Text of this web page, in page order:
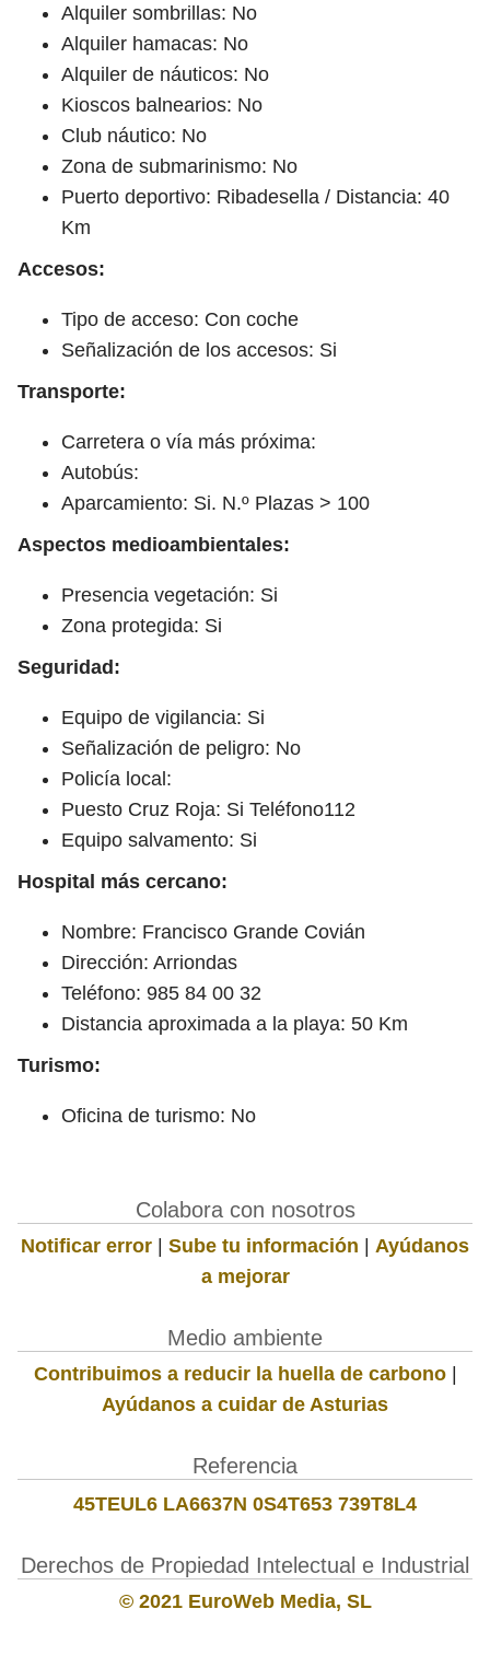
Alquiler sombrillas: No
Alquiler hamacas: No
Alquiler de náuticos: No
Kioscos balnearios: No
Club náutico: No
Zona de submarinismo: No
Puerto deportivo: Ribadesella / Distancia: 40
Km
Accesos:
Tipo de acceso: Con coche
Señalización de los accesos: Si
Transporte:
Carretera o vía más próxima:
Autobús:
Aparcamiento: Si. N.º Plazas > 100
Aspectos medioambientales:
Presencia vegetación: Si
Zona protegida: Si
Seguridad:
Equipo de vigilancia: Si
Señalización de peligro: No
Policía local:
Puesto Cruz Roja: Si Teléfono112
Equipo salvamento: Si
Hospital más cercano:
Nombre: Francisco Grande Covián
Dirección: Arriondas
Teléfono: 985 84 00 32
Distancia aproximada a la playa: 50 Km
Turismo:
Oficina de turismo: No
Colabora con nosotros
Notificar error | Sube tu información | Ayúdanos
a mejorar
Medio ambiente
Contribuimos a reducir la huella de carbono|
Ayúdanos a cuidar de Asturias
Referencia
45TEUL6 LA6637N 0S4T653 739T8L4
Derechos de Propiedad Intelectual e Industrial
© 2021 EuroWeb Media, SL